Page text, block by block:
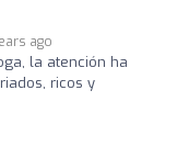
ago
la atención ha
ricos y